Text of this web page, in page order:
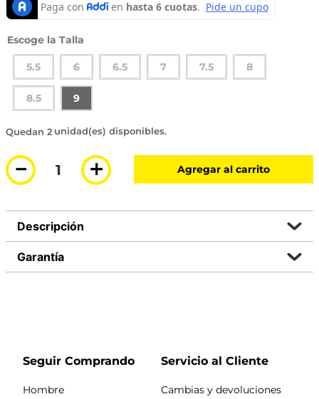
Talla
5.5 6 6.5 7 7.5 8
8.5 9
2 disponibles
＋
－ Agregar al carrito
Descripción
Garantía
Seguir Comprando
Hombre
Servicio al Cliente
Cambias y devoluciones